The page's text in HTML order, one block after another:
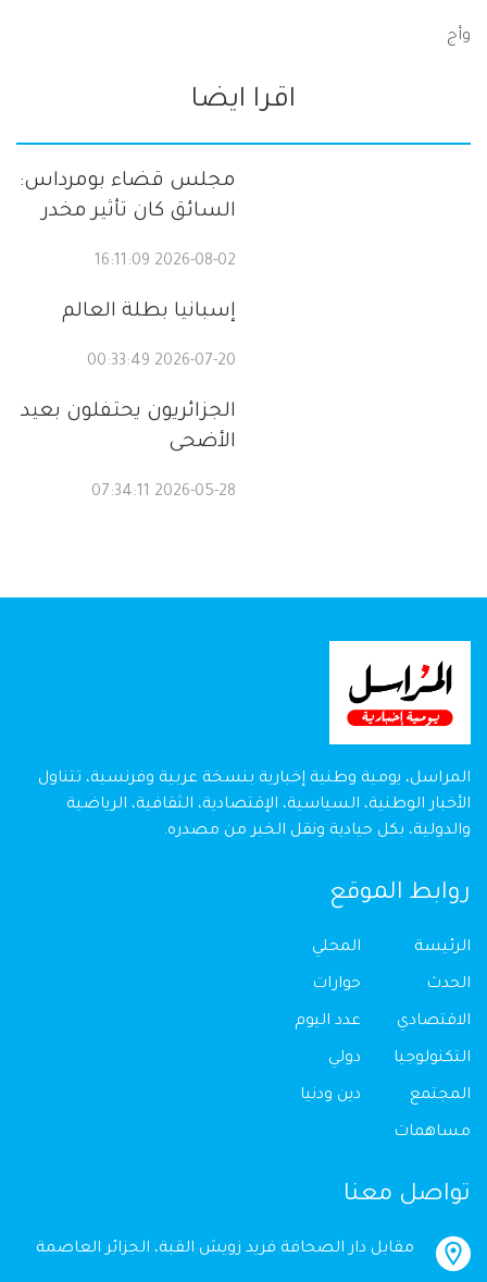
وأج
اقرا ايضا
مجلس قضاء بومرداس:
السائق كان تأثير مخدر
2026-08-02 16:11:09
إسبانيا بطلة العالم
2026-07-20 00:33:49
الجزائريون يحتفلون بعيد
الأضحى
2026-05-28 07:34:11
المراسل، يومية وطنية إخبارية بنسخة عربية وفرنسية، تتناول
الأخبار الوطنية، السياسية، الإقتصادية، الثقافية، الرياضية
والدولية، بكل حيادية ونقل الخبر من مصدره.
روابط الموقع
الرئيسة
الحدث
الاقتصادي
التكنولوجيا
المجتمع
مساهمات
المحلي
حوارات
عدد اليوم
دولي
دين ودنيا
تواصل معنا
مقابل دار الصحافة فريد زويش القبة، الجزائر العاصمة